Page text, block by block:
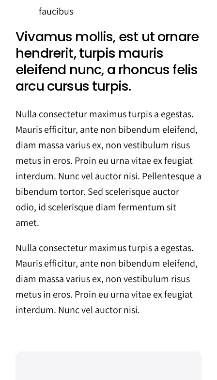
faucibus
Vivamus mollis, est ut ornare
hendrerit, turpis mauris
eleifend nunc, a rhoncus felis
arcu cursus turpis.
Nulla consectetur maximus turpis a egestas.
Mauris efficitur, ante non bibendum eleifend,
diam massa varius ex, non vestibulum risus
metus in eros. Proin eu urna vitae ex feugiat
interdum. Nunc vel auctor nisi. Pellentesque a
bibendum tortor. Sed scelerisque auctor
odio, id scelerisque diam fermentum sit
amet.
Nulla consectetur maximus turpis a egestas.
Mauris efficitur, ante non bibendum eleifend,
diam massa varius ex, non vestibulum risus
metus in eros. Proin eu urna vitae ex feugiat
interdum. Nunc vel auctor nisi.